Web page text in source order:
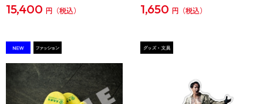
15,400 円 1,650 円